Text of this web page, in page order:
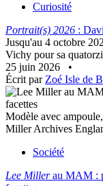
Curiosité
Portrait(s) 2026 :
Jusqu'au 4 octobre
Vichy pour sa
25 juin 2026
•
Écrit par Zoé Isle de
Modèle avec
Miller Archives
Société
Lee Millerau MAM :